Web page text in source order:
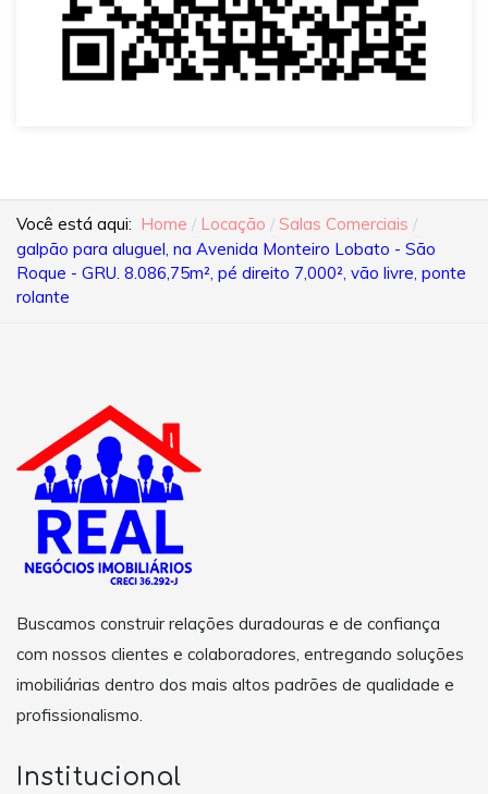
Você está aqui: Home Locação
Salas Comerciais
galpão para aluguel, na Avenida Monteiro Lobato - São
Roque - GRU. 8.086,75m², pé direito 7,000², vão livre, ponte
rolante
Buscamos construir relações duradouras e de confiança
com nossos clientes e colaboradores, entregando soluções
imobiliárias dentro dos mais altos padrões de qualidade e
profissionalismo.
Institucional